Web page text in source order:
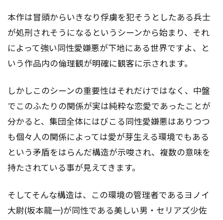
本作は冒頭からいきなり俘虜を犯そうとしたある兵士
が処刑されそうになるというシーンから始まり、それ
によって強い同性愛嫌悪が下地にある世界ですよ、と
いう作品内の倫理観が明確に観客に示されます。
しかしこのシーンの重要性はそれだけではなく、中盤
でこのふたりの関係が実は純粋な恋愛であったことが
分かると、集団全体にはびこる同性愛嫌悪はありつつ
も個々人の関係によっては愛が芽生える環境でもある
という矛盾をはらんだ構造が示唆され、複数の意味を
持たされている事が見えてきます。
そしてそんな構造は、この環境の管理者であるヨノイ
大尉(坂本龍一)が同性である美しい男・セリアズ少佐